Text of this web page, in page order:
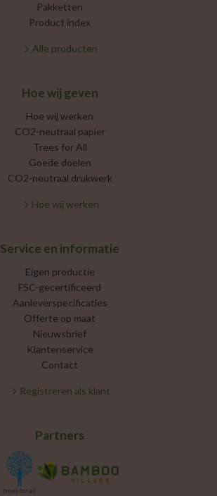
Pakketten
Product index
Alle producten
Hoe wij geven
Hoe wij werken
CO2-neutraal papier
Trees for All
Goede doelen
CO2-neutraal drukwerk
Hoe wij werken
Service en informatie
Eigen productie
FSC-gecertificeerd
Aanleverspecificaties
Offerte op maat
Nieuwsbrief
Klantenservice
Contact
Registreren als klant
Partners